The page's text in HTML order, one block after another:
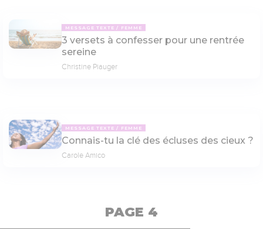
MESSAGE TEXTE FEMME
3 versets à confesser pour une rentrée
sereine
Christine Piauger
MESSAGE TEXTE FEMME
Connais-tu la clé des écluses des cieux ?
Carole Amico
PAGE 4